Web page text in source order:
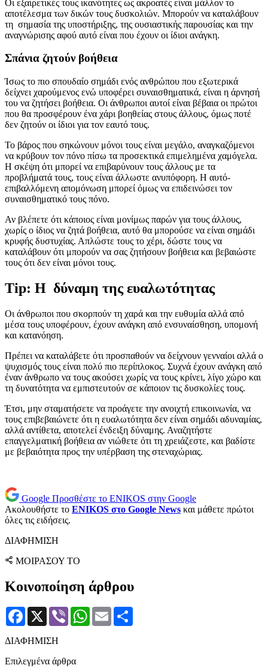
Οι εξαιρετικές τους ικανότητες ως ακροατές είναι μάλλον το
αποτέλεσμα των δικών τους δυσκολιών. Μπορούν να καταλάβουν
τη σημασία της υποστήριξης, της ουσιαστικής παρουσίας και την
αναγνώρισης αφού αυτό είναι που έχουν οι ίδιοι ανάγκη.
Σπάνια ζητούν βοήθεια
Ίσως το πιο σπουδαίο σημάδι ενός ανθρώπου που εξωτερικά
δείχνει χαρούμενος ενώ υποφέρει συναισθηματικά, είναι η άρνησή
του να ζητήσει βοήθεια. Οι άνθρωποι αυτοί είναι βέβαια οι πρώτοι
που θα προσφέρουν ένα χάρι βοηθείας στους άλλους, όμως ποτέ
δεν ζητούν οι ίδιοι για τον εαυτό τους.
Το βάρος που σηκώνουν μόνοι τους είναι μεγάλο, αναγκαζόμενοι
να κρύβουν τον πόνο πίσω τα προσεκτικά επιμελημένα χαμόγελα.
Η σκέψη ότι μπορεί να επιβαρύνουν τους άλλους με τα
προβλήματά τους, τους είναι άλλωστε ανυπόφορη. Η αυτό-
επιβαλλόμενη απομόνωση μπορεί όμως να επιδεινώσει τον
συναισθηματικό τους πόνο.
Αν βλέπετε ότι κάποιος είναι μονίμως παρών για τους άλλους,
χωρίς ο ίδιος να ζητά βοήθεια, αυτό θα μπορούσε να είναι σημάδι
κρυφής δυστυχίας. Απλώστε τους το χέρι, δώστε τους να
καταλάβουν ότι μπορούν να σας ζητήσουν βοήθεια και βεβαιώστε
τους ότι δεν είναι μόνοι τους.
Tip: Η δύναμη της ευαλωτότητας
Οι άνθρωποι που σκορπούν τη χαρά και την ευθυμία αλλά από
μέσα τους υποφέρουν, έχουν ανάγκη από ενσυναίσθηση, υπομονή
και κατανόηση.
Πρέπει να καταλάβετε ότι προσπαθούν να δείχνουν γενναίοι αλλά ο
ψυχισμός τους είναι πολύ πιο περίπλοκος. Συχνά έχουν ανάγκη από
έναν άνθρωπο να τους ακούσει χωρίς να τους κρίνει, λίγο χώρο και
τη δυνατότητα να εμπιστευτούν σε κάποιον τις δυσκολίες τους.
Έτσι, μην σταματήσετε να προάγετε την ανοιχτή επικοινωνία, να
τους επιβεβαιώνετε ότι η ευαλωτότητα δεν είναι σημάδι αδυναμίας,
αλλά αντίθετα, αποτελεί ένδειξη δύναμης. Αναζητήστε
επαγγελματική βοήθεια αν νιώθετε ότι τη χρειάζεστε, και βαδίστε
με βεβαιότητα προς την υπέρβαση της στεναχώριας.
Google Προσθέστε το ENIKOS στην Google
Ακολουθήστε το ENIKOS στο Google News και μάθετε πρώτοι
όλες τις ειδήσεις.
ΔΙΑΦΗΜΙΣΗ
ΜΟΙΡΑΣΟΥ ΤΟ
Κοινοποίηση άρθρου
Facebook
X Viber WhatsApp
Email
ΔΙΑΦΗΜΙΣΗ
Επιλεγμένα άρθρα